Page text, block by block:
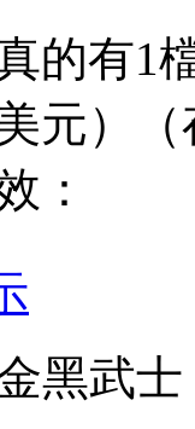
的有1
元）
：
黑武士